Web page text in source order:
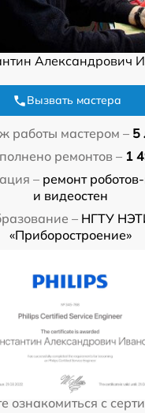
Александрович
Вызвать мастера
работы мастером – 5
ремонтов – 1
– ремонт
и видеостен
– НГТУ
«Приборостроение»
ознакомиться с